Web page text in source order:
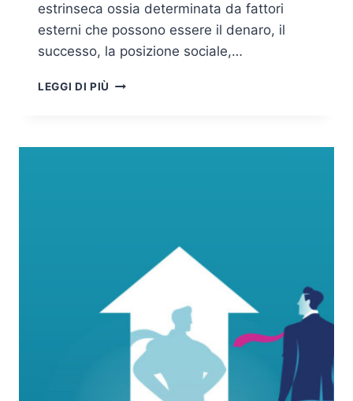
estrinseca ossia determinata da fattori
esterni che possono essere il denaro, il
successo, la posizione sociale,…
LEGGI DI PIÙ LA
APPLICATA